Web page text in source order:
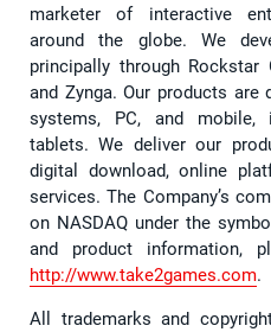
marketer of interactive
around the globe. We
principally through Rockstar
and Zynga. Our products
systems, PC, and mobile,
tablets. We deliver our
digital download, online
services. The Company’s
on NASDAQ under the
and product information,
http://www.take2games.com.
All trademarks and